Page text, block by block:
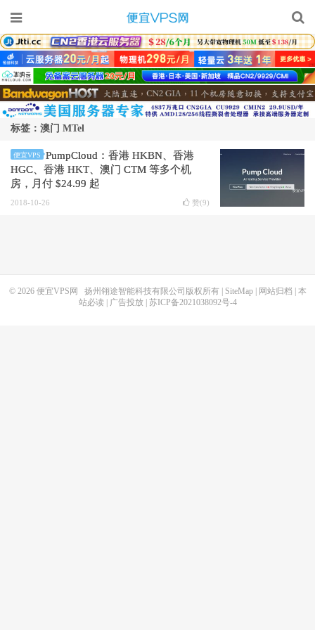
标签：澳门 MTel
便宜VPS
PumpCloud：香港 HKBN、香港
HGC、香港 HKT、澳门 CTM 等多个机
房，月付 $24.99 起
2018-10-26 赞(9)
© 2026 便宜VPS网 扬州翎途智能科技有限公司版权所有 | SiteMap| 网站归档
本
站必读
广告投放| 苏ICP备2021038092号-4